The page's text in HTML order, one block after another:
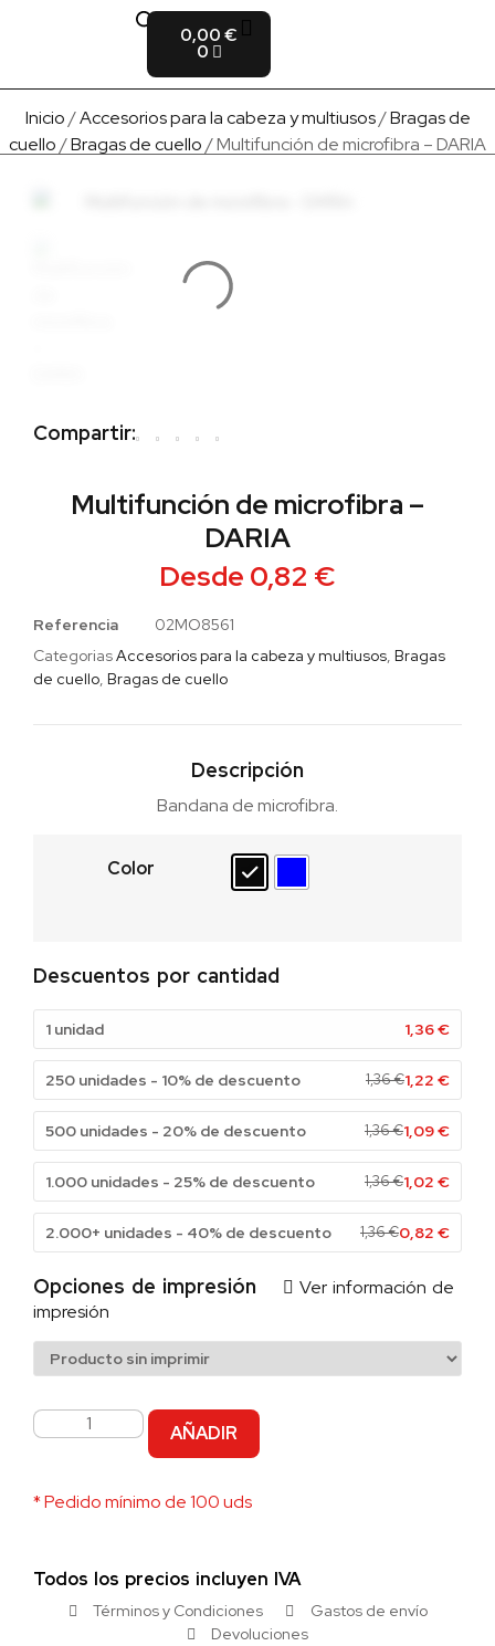
0,00€
0
Inicio/Accesorios para la cabeza y multiusos/Bragas de
cuello/Bragas de cuello/ Multifunción de microfibra – DARIA
Multifunción de microfibra –
DARIA
Desde 0,82 €
Referencia
02MO8561
CategoriasAccesorios para la cabeza y multiusos, Bragas
de cuello, Bragas de cuello
Descripción
Bandana de microfibra.
Color
Descuentos por cantidad
1 unidad 1,36€
250 unidades - 10% de descuento 1,36€1,22 €
500 unidades - 20% de descuento 1,36€1,09€
1.000 unidades - 25% de descuento 1,36€1,02 €
2.000+ unidades - 40% de descuento 1,36€0,82 €
Opciones de impresión
Ver información de
impresión
AÑADIR
* Pedido mínimo de 100 uds
Todos los precios incluyen IVA
Términos y Condiciones
Gastos de envío
Devoluciones
Compartir: